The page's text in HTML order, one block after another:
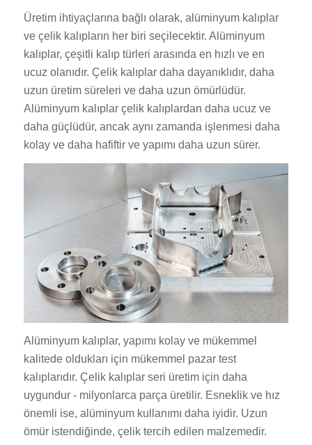
Üretim ihtiyaçlarına bağlı olarak, alüminyum kalıplar
ve çelik kalıpların her biri seçilecektir. Alüminyum
kalıplar, çeşitli kalıp türleri arasında en hızlı ve en
ucuz olanıdır. Çelik kalıplar daha dayanıklıdır, daha
uzun üretim süreleri ve daha uzun ömürlüdür.
Alüminyum kalıplar çelik kalıplardan daha ucuz ve
daha güçlüdür, ancak aynı zamanda işlenmesi daha
kolay ve daha hafiftir ve yapımı daha uzun sürer.
Alüminyum kalıplar, yapımı kolay ve mükemmel
kalitede oldukları için mükemmel pazar test
kalıplarıdır. Çelik kalıplar seri üretim için daha
uygundur - milyonlarca parça üretilir. Esneklik ve hız
önemli ise, alüminyum kullanımı daha iyidir. Uzun
ömür istendiğinde, çelik tercih edilen malzemedir.